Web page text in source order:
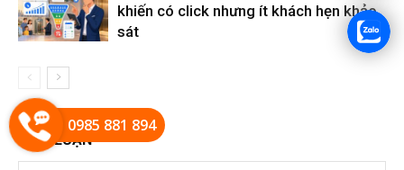
khiến có click nhưng ít khách hẹn khảo
sát
BÌNH LUẬN
0985 881 894